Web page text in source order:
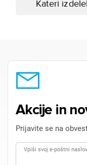
Akcije in
Prijavite se na
Vpiši svoj e-poštni naslov